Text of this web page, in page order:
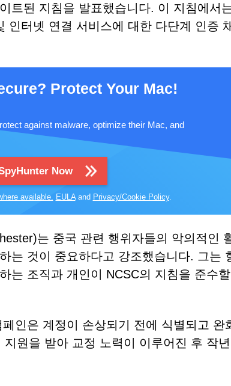
트된 지침을 발표했습니다. 이 지침에서
인터넷 연결 서비스에 대한 다단계 인증
Protect Your Mac!
against malware, optimize their Mac, and
Now
available. EULAand Privacy/Cookie Policy.
는 중국 관련 행위자들의 악의적인
는 것이 중요하다고 강조했습니다. 그는
는 조직과 개인이 NCSC의 지침을 준수
인은 계정이 손상되기 전에 식별되고 완
원을 받아 교정 노력이 이루어진 후 작